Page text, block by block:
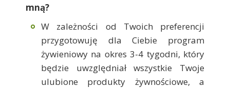
mną?
W zależności od Twoich preferencji
przygotowuję dla Ciebie program
żywieniowy na okres 3-4 tygodni, który
będzie uwzględniał wszystkie Twoje
ulubione produkty żywnościowe, a